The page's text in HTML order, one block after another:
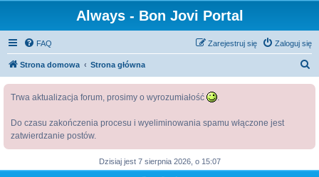
Always - Bon Jovi Portal
FAQ Zaloguj się
Zarejestruj się
Strona domowa Strona główna
j
Trwa aktualizacja forum, prosimy o wyrozumiałość .
Do czasu zakończenia procesu i wyeliminowania spamu włączone jest
zatwierdzanie postów.
Dzisiaj jest 7 sierpnia 2026, o 15:07